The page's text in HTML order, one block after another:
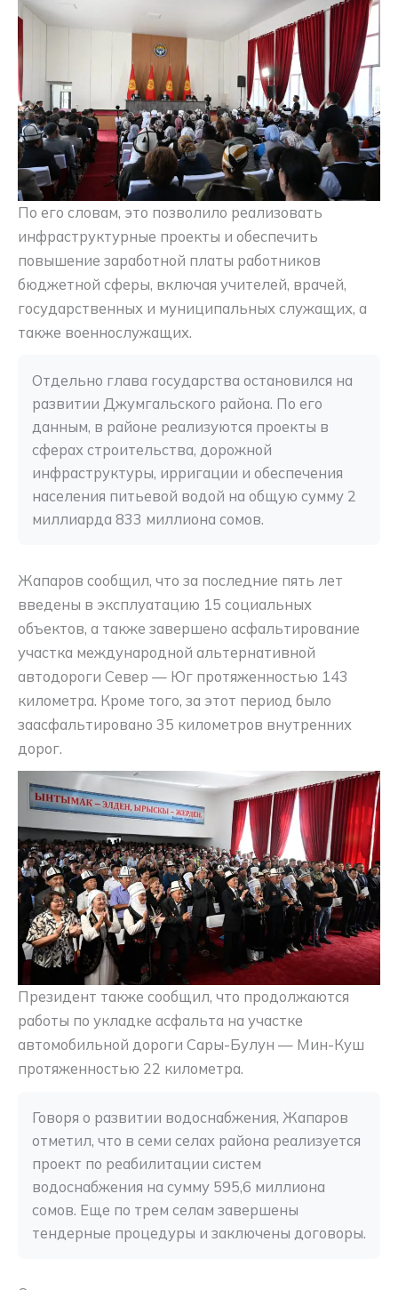
По его словам, это позволило реализовать
инфраструктурные проекты и обеспечить
повышение заработной платы работников
бюджетной сферы, включая учителей, врачей,
государственных и муниципальных служащих, а
также военнослужащих.
Отдельно глава государства остановился на
развитии Джумгальского района. По его
данным, в районе реализуются проекты в
сферах строительства, дорожной
инфраструктуры, ирригации и обеспечения
населения питьевой водой на общую сумму 2
миллиарда 833 миллиона сомов.
Жапаров сообщил, что за последние пять лет
введены в эксплуатацию 15 социальных
объектов, а также завершено асфальтирование
участка международной альтернативной
автодороги Север — Юг протяженностью 143
километра. Кроме того, за этот период было
заасфальтировано 35 километров внутренних
дорог.
Президент также сообщил, что продолжаются
работы по укладке асфальта на участке
автомобильной дороги Сары-Булун — Мин-Куш
протяженностью 22 километра.
Говоря о развитии водоснабжения, Жапаров
отметил, что в семи селах района реализуется
проект по реабилитации систем
водоснабжения на сумму 595,6 миллиона
сомов. Еще по трем селам завершены
тендерные процедуры и заключены договоры.